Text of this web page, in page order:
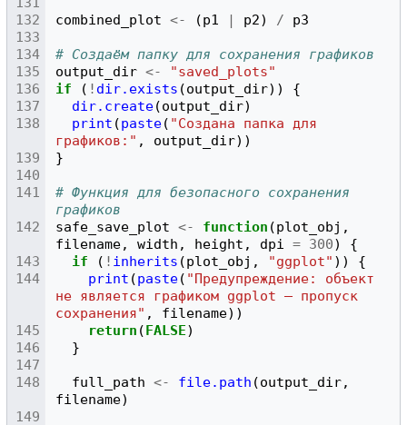
combined_plot <- (p1 | p2) / p3
# Создаём папку для сохранения графиков
output_dir <-
"saved_plots"
if
( ! dir.exists (output_dir))
{
dir.create(output_dir)
print (paste( "Создана папка для
графиков:" , output_dir))
}
# Функция для безопасного сохранения
графиков
safe_save_plot <- function (plot_obj ,
filename, width , height , dpi = 300)
{
if
( ! inherits (plot_obj , "ggplot" ))
{
print (paste( "Предупреждение: объект
не является графиком ggplot — пропуск
сохранения" , filename))
return (FALSE)
}
full_path <- file.path (output_dir,
filename)